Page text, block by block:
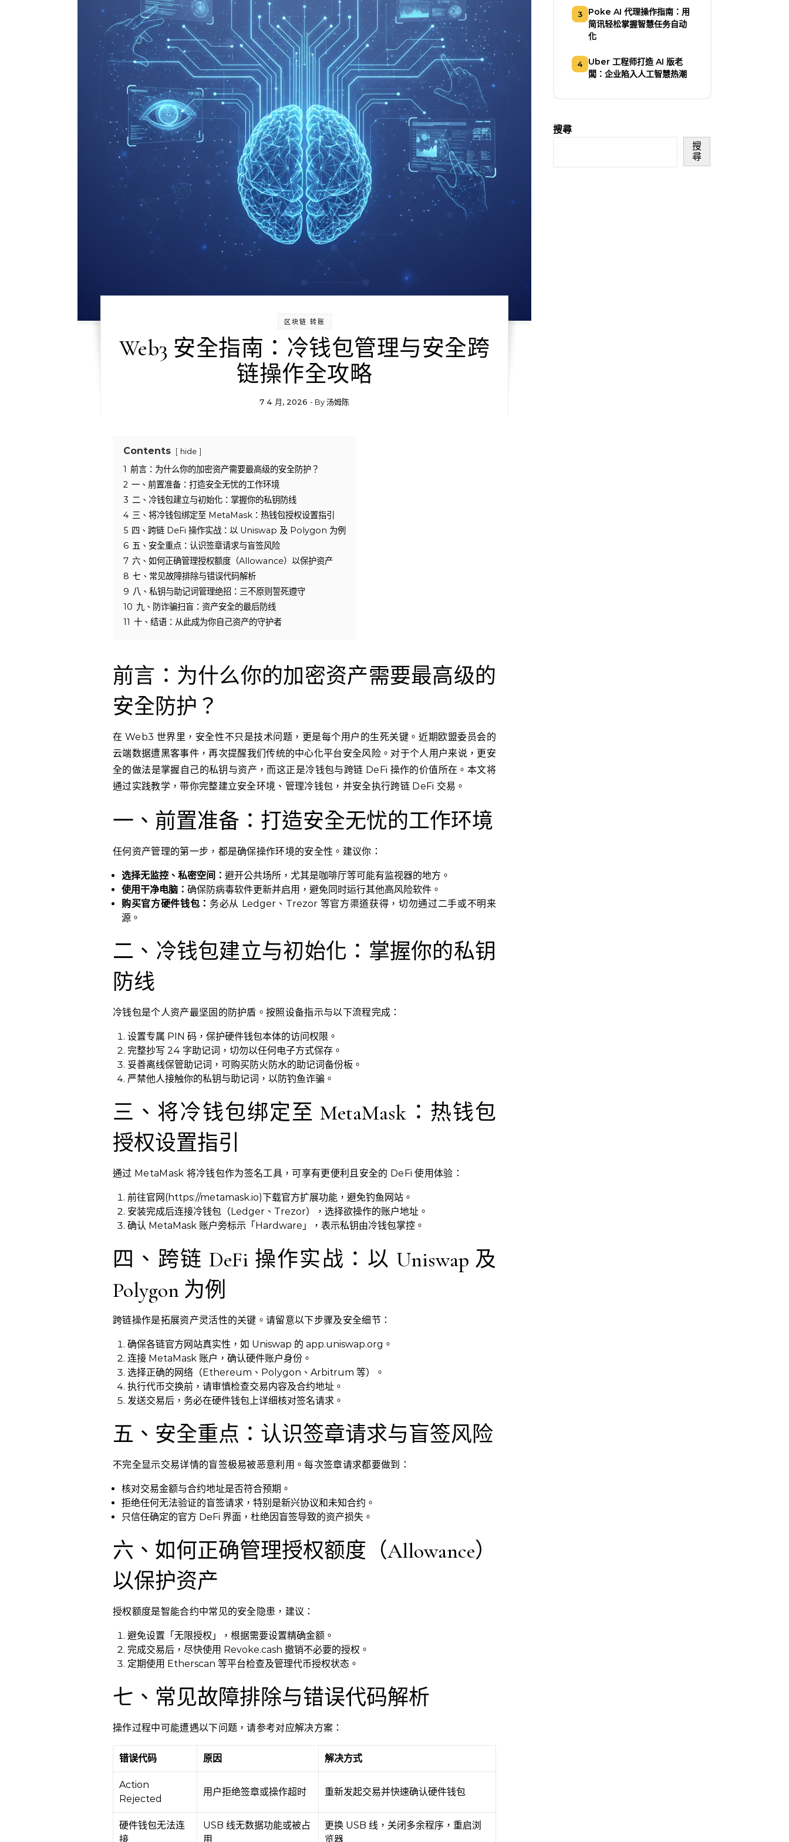
区块链 转账
Web3 安全指南：冷钱包管理与安全跨
链操作全攻略
7 4 月, 2026 - By汤姆陈
Contents hide
1 前言：为什么你的加密资产需要最高级的安全防护？
2 一、前置准备：打造安全无忧的工作环境
3 二、冷钱包建立与初始化：掌握你的私钥防线
4 三、将冷钱包绑定至 MetaMask：热钱包授权设置指引
5 四、跨链 DeFi 操作实战：以 Uniswap 及 Polygon 为例
6 五、安全重点：认识签章请求与盲签风险
7 六、如何正确管理授权额度（Allowance）以保护资产
8 七、常见故障排除与错误代码解析
9 八、私钥与助记词管理绝招：三不原则誓死遵守
10 九、防诈骗扫盲：资产安全的最后防线
11 十、结语：从此成为你自己资产的守护者
前言：为什么你的加密资产需要最高级的
安全防护？
在 Web3 世界里，安全性不只是技术问题，更是每个用户的生死关键。近期欧盟委员会的
云端数据遭黑客事件，再次提醒我们传统的中心化平台安全风险。对于个人用户来说，更安
全的做法是掌握自己的私钥与资产，而这正是冷钱包与跨链 DeFi 操作的价值所在。本文将
通过实践教学，带你完整建立安全环境、管理冷钱包，并安全执行跨链 DeFi 交易。
一、前置准备：打造安全无忧的工作环境
任何资产管理的第一步，都是确保操作环境的安全性。建议你：
选择无监控、私密空间： 避开公共场所，尤其是咖啡厅等可能有监视器的地方。
使用干净电脑： 确保防病毒软件更新并启用，避免同时运行其他高风险软件。
购买官方硬件钱包： 务必从 Ledger、Trezor 等官方渠道获得，切勿通过二手或不明来
源。
二、冷钱包建立与初始化：掌握你的私钥
防线
冷钱包是个人资产最坚固的防护盾。按照设备指示与以下流程完成：
设置专属 PIN 码，保护硬件钱包本体的访问权限。
完整抄写 24 字助记词，切勿以任何电子方式保存。
妥善离线保管助记词，可购买防火防水的助记词备份板。
严禁他人接触你的私钥与助记词，以防钓鱼诈骗。
三、将冷钱包绑定至 MetaMask：热钱包
授权设置指引
通过 MetaMask 将冷钱包作为签名工具，可享有更便利且安全的 DeFi 使用体验：
前往官网(https://metamask.io)下载官方扩展功能，避免钓鱼网站。
安装完成后连接冷钱包（Ledger、Trezor），选择欲操作的账户地址。
确认 MetaMask 账户旁标示「Hardware」，表示私钥由冷钱包掌控。
四、跨链 DeFi 操作实战：以 Uniswap 及
Polygon 为例
跨链操作是拓展资产灵活性的关键。请留意以下步骤及安全细节：
确保各链官方网站真实性，如 Uniswap 的 app.uniswap.org。
连接 MetaMask 账户，确认硬件账户身份。
选择正确的网络（Ethereum、Polygon、Arbitrum 等）。
执行代币交换前，请审慎检查交易内容及合约地址。
发送交易后，务必在硬件钱包上详细核对签名请求。
五、安全重点：认识签章请求与盲签风险
不完全显示交易详情的盲签极易被恶意利用。每次签章请求都要做到：
核对交易金额与合约地址是否符合预期。
拒绝任何无法验证的盲签请求，特别是新兴协议和未知合约。
只信任确定的官方 DeFi 界面，杜绝因盲签导致的资产损失。
六、如何正确管理授权额度（Allowance）
以保护资产
授权额度是智能合约中常见的安全隐患，建议：
避免设置「无限授权」，根据需要设置精确金额。
完成交易后，尽快使用 Revoke.cash 撤销不必要的授权。
定期使用 Etherscan 等平台检查及管理代币授权状态。
七、常见故障排除与错误代码解析
操作过程中可能遭遇以下问题，请参考对应解决方案：
错误代码 原因 解决方式
Action
Rejected
用户拒绝签章或操作超时 重新发起交易并快速确认硬件钱包
硬件钱包无法连
接
USB 线无数据功能或被占
用
更换 USB 线，关闭多余程序，重启浏
览器
3
Poke AI 代理操作指南：用
简讯轻松掌握智慧任务自动
化
4
Uber 工程师打造 AI 版老
闆：企业陷入人工智慧热潮
搜尋
搜
尋